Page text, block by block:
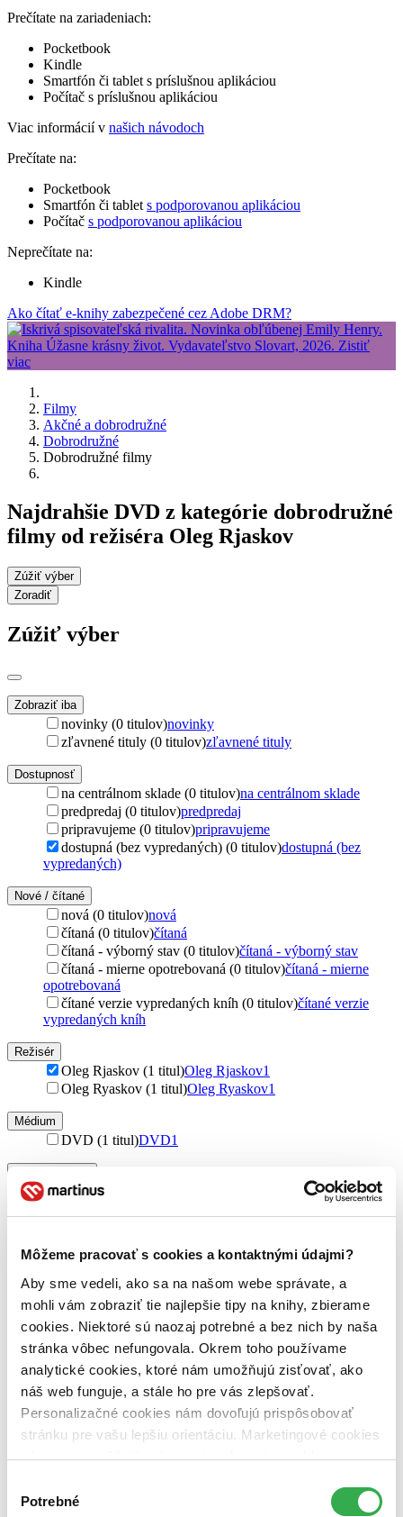
Môžeme pracovať s cookies a kontaktnými údajmi?
Aby sme vedeli, ako sa na našom webe správate, a
mohli vám zobraziť tie najlepšie tipy na knihy, zbierame
cookies. Niektoré sú naozaj potrebné a bez nich by naša
stránka vôbec nefungovala. Okrem toho používame
analytické cookies, ktoré nám umožňujú zisťovať, ako
náš web funguje, a stále ho pre vás zlepšovať.
Personalizačné cookies nám dovoľujú prispôsobovať
stránku pre vašu lepšiu orientáciu. Marketingové cookies
nám zas umožňujú zobrazenie relevantnej reklamy.
nám pomohlo, keby sme mohli používať všetky tieto
súhlasu
Potrebné
Prečítate na zariadeniach:
Pocketbook
Kindle
Smartfón či tablet s príslušnou aplikáciou
Počítač s príslušnou aplikáciou
Viac informácií v našich návodoch
Prečítate na:
Pocketbook
Smartfón či tablet s podporovanou aplikáciou
Počítač s podporovanou aplikáciou
Neprečítate na:
Kindle
Ako čítať e-knihy zabezpečené cez Adobe DRM?
Filmy
Akčné a dobrodružné
Dobrodružné
Dobrodružné filmy
Najdrahšie DVD z kategórie dobrodružné
filmy od režiséra Oleg Rjaskov
Zúžiť výber
Zoradiť
Zúžiť výber
Zobraziť iba
novinky (0 titulov)novinky
zľavnené tituly (0 titulov)zľavnené tituly
Dostupnosť
na centrálnom sklade (0 titulov)na centrálnom sklade
predpredaj (0 titulov)predpredaj
pripravujeme (0 titulov)pripravujeme
dostupná (bez vypredaných) (0 titulov)dostupná (bez
vypredaných)
Nové / čítané
nová (0 titulov)nová
čítaná (0 titulov)čítaná
čítaná - výborný stav (0 titulov)čítaná - výborný stav
čítaná - mierne opotrebovaná (0 titulov)čítaná - mierne
opotrebovaná
čítané verzie vypredaných kníh (0 titulov)čítané verzie
vypredaných kníh
Režisér
Oleg Rjaskov (1 titul)Oleg Rjaskov1
Oleg Ryaskov (1 titul)Oleg Ryaskov1
Médium
DVD (1 titul)DVD1
Hollywood (1 titul)
Zoradiť
Bestsellery
Top hodnotené
Novinky
Najdrahšie
Najlacnejšie
Najvyššia zľava
dostupnéRežisér Oleg Rjaskov